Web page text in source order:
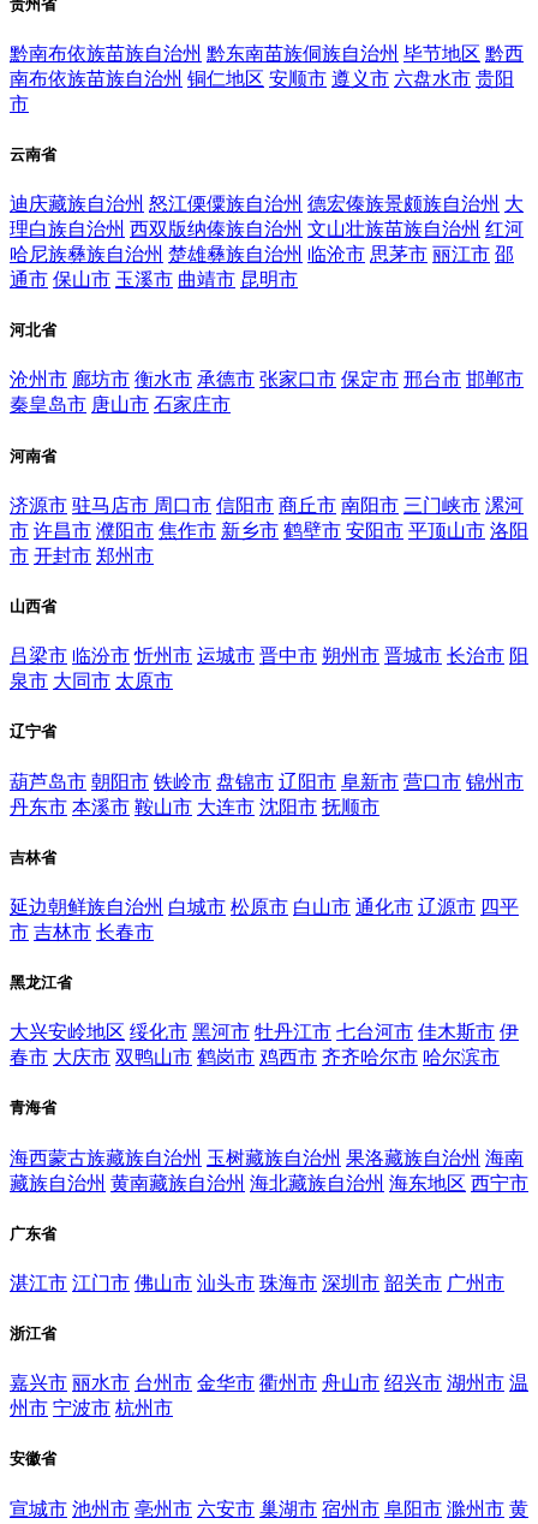
贵州省
黔南布依族苗族自治州 黔东南苗族侗族自治州 毕节地区 黔西
南布依族苗族自治州 铜仁地区 安顺市 遵义市 六盘水市 贵阳
市
云南省
迪庆藏族自治州 怒江傈僳族自治州 德宏傣族景颇族自治州 大
理白族自治州 西双版纳傣族自治州 文山壮族苗族自治州 红河
哈尼族彝族自治州 楚雄彝族自治州 临沧市 思茅市 丽江市 邵
通市 保山市 玉溪市 曲靖市 昆明市
河北省
沧州市 廊坊市 衡水市 承德市 张家口市 保定市 邢台市 邯郸市
秦皇岛市 唐山市 石家庄市
河南省
济源市 驻马店市 周口市 信阳市 商丘市 南阳市 三门峡市 漯河
市 许昌市 濮阳市 焦作市 新乡市 鹤壁市 安阳市 平顶山市 洛阳
市 开封市 郑州市
山西省
吕梁市 临汾市 忻州市 运城市 晋中市 朔州市 晋城市 长治市 阳
泉市 大同市 太原市
辽宁省
葫芦岛市 朝阳市 铁岭市 盘锦市 辽阳市 阜新市 营口市 锦州市
丹东市 本溪市 鞍山市 大连市 沈阳市 抚顺市
吉林省
延边朝鲜族自治州 白城市 松原市 白山市 通化市 辽源市 四平
市 吉林市 长春市
黑龙江省
大兴安岭地区 绥化市 黑河市 牡丹江市 七台河市 佳木斯市 伊
春市 大庆市 双鸭山市 鹤岗市 鸡西市 齐齐哈尔市 哈尔滨市
青海省
海西蒙古族藏族自治州 玉树藏族自治州 果洛藏族自治州 海南
藏族自治州 黄南藏族自治州 海北藏族自治州 海东地区 西宁市
广东省
湛江市 江门市 佛山市 汕头市 珠海市 深圳市 韶关市 广州市
浙江省
嘉兴市 丽水市 台州市 金华市 衢州市 舟山市 绍兴市 湖州市 温
州市 宁波市 杭州市
安徽省
宣城市 池州市 亳州市 六安市 巢湖市 宿州市 阜阳市 滁州市 黄